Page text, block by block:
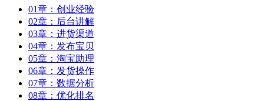
01章：创业经验
02章：后台讲解
03章：进货渠道
04章：发布宝贝
05章：淘宝助理
06章：发货操作
07章：数据分析
08章：优化排名